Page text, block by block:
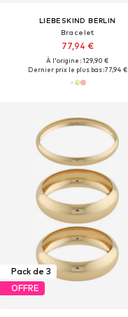
LIEBESKIND BERLIN
Bracelet
77,94 €
À l'origine : 129,90 €
Dernier prix le plus bas :77,94 €
Pack de 3
OFFRE